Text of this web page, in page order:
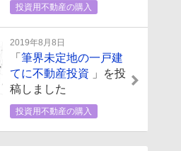
投資用不動産の購入
2019年8月8日
「 筆界未定地の一戸建
てに不動産投資
」を投
稿しました
投資用不動産の購入